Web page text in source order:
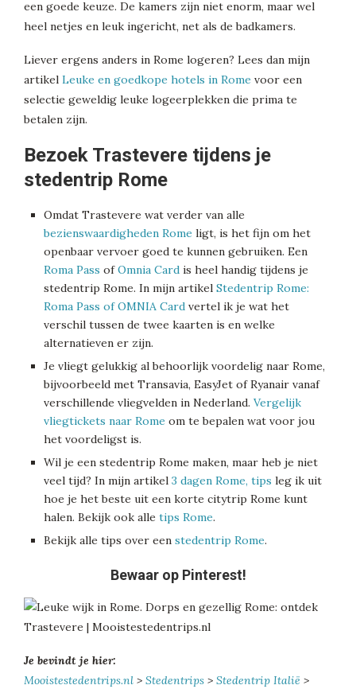
een goede keuze. De kamers zijn niet enorm, maar wel
heel netjes en leuk ingericht, net als de badkamers.
Liever ergens anders in Rome logeren? Lees dan mijn
artikel Leuke en goedkope hotels in Rome voor een
selectie geweldig leuke logeerplekken die prima te
betalen zijn.
Bezoek Trastevere tijdens je
stedentrip Rome
Omdat Trastevere wat verder van alle
bezienswaardigheden Rome ligt, is het fijn om het
openbaar vervoer goed te kunnen gebruiken. Een
Roma Pass ofOmnia Card is heel handig tijdens je
stedentrip Rome. In mijn artikel Stedentrip Rome:
Roma Pass of OMNIA Card vertel ik je wat het
verschil tussen de twee kaarten is en welke
alternatieven er zijn.
Je vliegt gelukkig al behoorlijk voordelig naar Rome,
bijvoorbeeld met Transavia, EasyJet of Ryanair vanaf
verschillende vliegvelden in Nederland. Vergelijk
vliegtickets naar Rome om te bepalen wat voor jou
het voordeligst is.
Wil je een stedentrip Rome maken, maar heb je niet
veel tijd? In mijn artikel 3 dagen Rome, tips leg ik uit
hoe je het beste uit een korte citytrip Rome kunt
halen. Bekijk ook alle tips Rome.
Bekijk alle tips over een stedentrip Rome.
Bewaar op Pinterest!
Je bevindt je hier:
Mooistestedentrips.nl > Stedentrips > Stedentrip Italië >